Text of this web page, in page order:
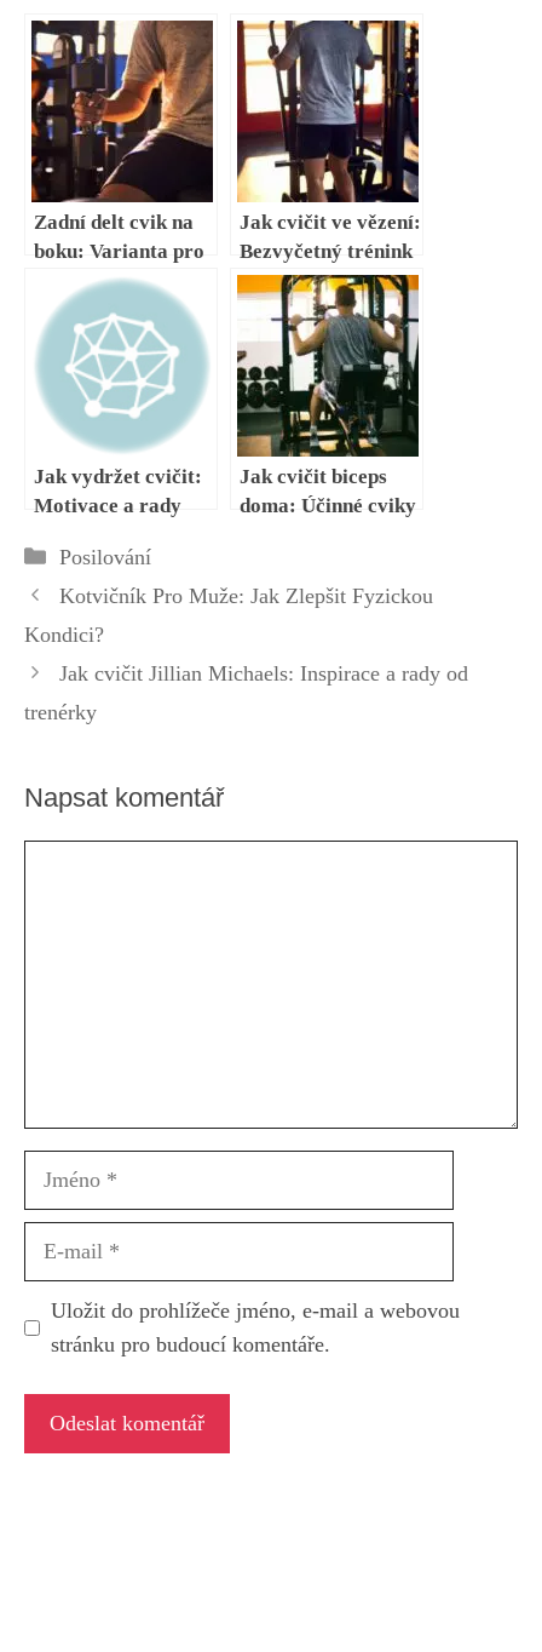
Zadní delt cvik na
boku: Varianta pro
izolované posílení
Jak cvičit ve vězení:
Bezvyčetný trénink
pro omezený
prostor
Jak vydržet cvičit:
Motivace a rady
trénink
Jak cvičit biceps
doma: Účinné cviky
Rubriky
Posilování
Kotvičník Pro Muže: Jak Zlepšit Fyzickou
Kondici?
Jak cvičit Jillian Michaels: Inspirace a rady od
trenérky
Napsat komentář
Jméno
Uložit do prohlížeče jméno, e-mail a webovou
stránku pro budoucí komentáře.